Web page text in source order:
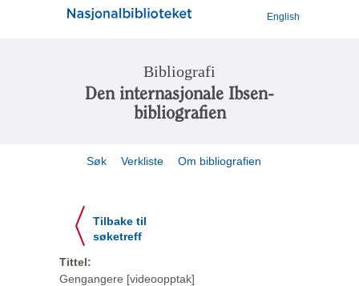
English
Bibliografi
Den internasjonale Ibsen-
bibliografien
Søk Verkliste Om bibliografien
Tilbake til
søketreff
Tittel:
Gengangere [videoopptak]